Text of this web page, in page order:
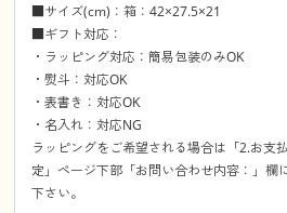
■サイズ(cm)：箱：42×27.5×21
■ギフト対応：
・ラッピング対応：簡易包装のみOK
・熨斗：対応OK
・表書き：対応OK
・名入れ：対応NG
ラッピングをご希望される場合は「2.お支
定」ページ下部「お問い合わせ内容：」欄
下さい。